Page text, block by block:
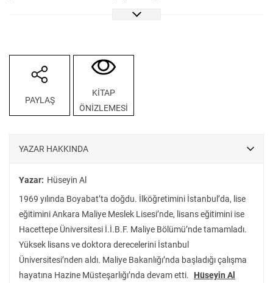
figürünü indirgemeci bir stereotipe dönüştürmüştür. Anakronizme
benzemektedir.
18. yüzyıldan itibaren giderek artan bir öneme sahip olan İstanbul
sarrafları, Tanzimat Fermanı ile iltizam sisteminin kaldırılması
sonrasında derin bir sarsıntı yaşamış; bu süreci atlatamayarak
yerlerini dış ticaret dünyasından doğan Galata bankerlerine
belgelerinde ve dönemin basınında sıklıkla “Galata sarrafları” olarak
yönünde yanıltıcı bir algı yaratmıştır. Bu algı ise, zaten sorunlu
temeller üzerine kurulu olan anlatının, farklı bir çatıyla örtülmesiyle
VakıfBank Kültür Yayınları tarafından Osmanlı İstanbulu’nda
Sarraflar adıyla yayımlanan bu çalışma, yanlış temel üzerine kurulan
binayı yeniden dönüşüme sokarak sarraf literatürünü sağlam
PAYLAŞ
KİTAP
ÖNİZLEMESİ
YAZAR HAKKINDA
Yazar: Hüseyin Al
1969 yılında Boyabat’ta doğdu. İlköğretimini İstanbul’da, lise
eğitimini Ankara Maliye Meslek Lisesi’nde, lisans eğitimini ise
Hacettepe Üniversitesi İ.İ.B.F. Maliye Bölümü’nde tamamladı.
Yüksek lisans ve doktora derecelerini İstanbul
Üniversitesi’nden aldı. Maliye Bakanlığı’nda başladığı çalışma
hayatına Hazine Müsteşarlığı’nda devam etti.
Hüseyin Al